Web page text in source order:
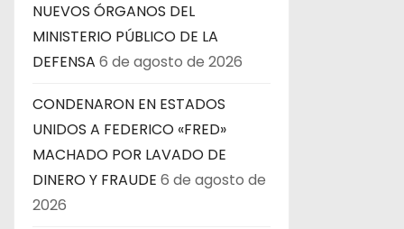
NUEVOS ÓRGANOS DEL
MINISTERIO PÚBLICO DE LA
DEFENSA 6 de agosto de 2026
CONDENARON EN ESTADOS
UNIDOS A FEDERICO «FRED»
MACHADO POR LAVADO DE
DINERO Y FRAUDE 6 de agosto de
2026